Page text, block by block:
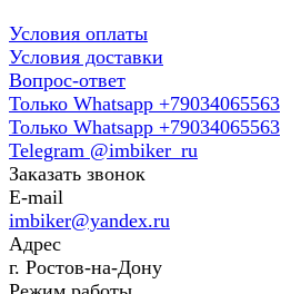
Условия оплаты
Условия доставки
Вопрос-ответ
Только Whatsapp +79034065563
Только Whatsapp +79034065563
Telegram @imbiker_ru
Заказать звонок
E-mail
imbiker@yandex.ru
Адрес
г. Ростов-на-Дону